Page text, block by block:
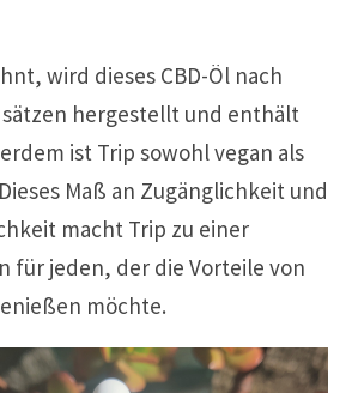
wird dieses CBD-Öl nach
hergestellt und enthält
ist Trip sowohl vegan als
Maß an Zugänglichkeit und
macht Trip zu einer
für jeden, der die Vorteile von
möchte.